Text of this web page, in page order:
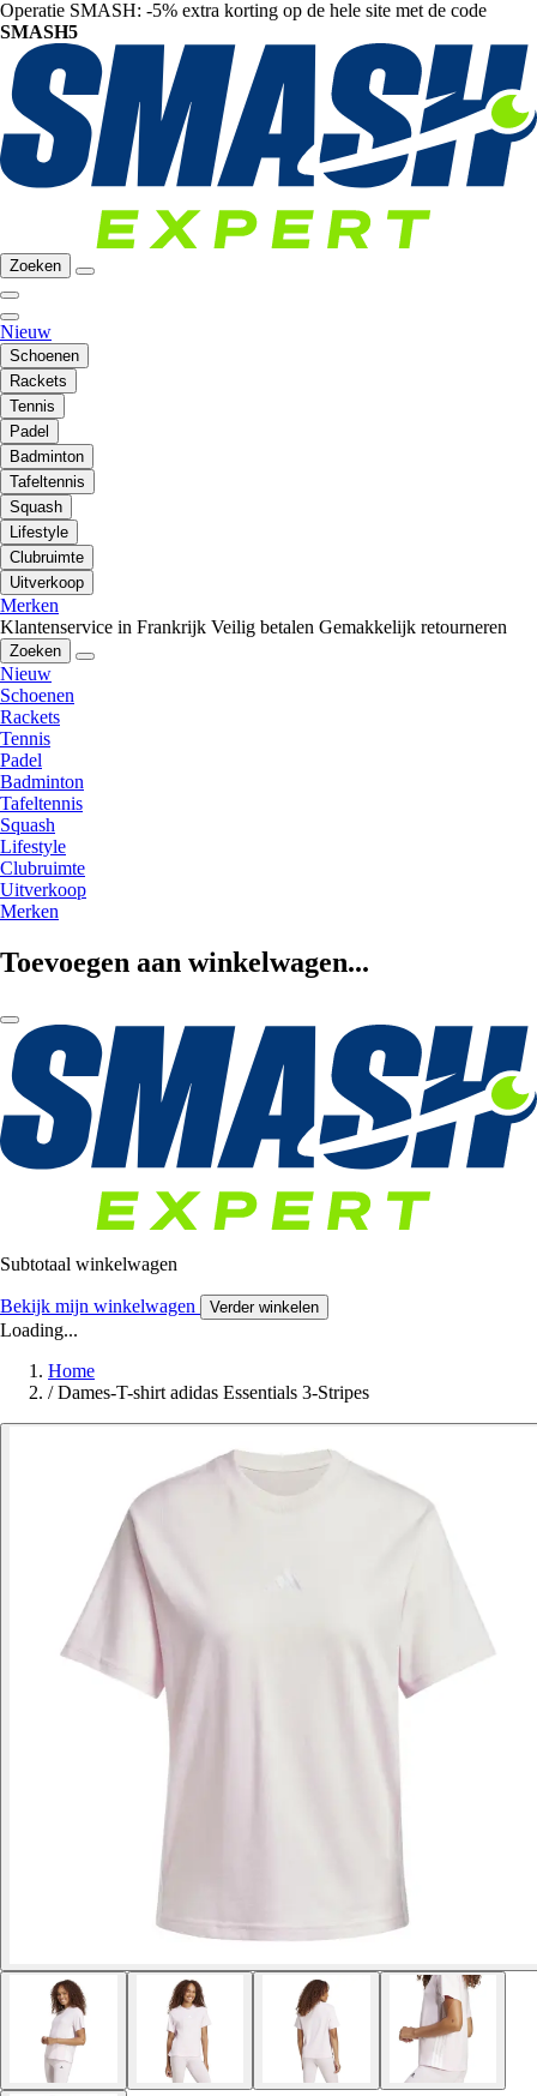
Operatie SMASH: -5% extra korting op de hele site met de code
SMASH5
Zoeken
Nieuw
Schoenen
Rackets
Tennis
Padel
Badminton
Tafeltennis
Squash
Lifestyle
Clubruimte
Uitverkoop
Merken
Klantenservice in Frankrijk Veilig betalen Gemakkelijk retourneren
Zoeken
Nieuw
Schoenen
Rackets
Tennis
Padel
Badminton
Tafeltennis
Squash
Lifestyle
Clubruimte
Uitverkoop
Merken
Toevoegen aan winkelwagen...
Subtotaal winkelwagen
Bekijk mijn winkelwagen Verder winkelen
Loading...
Home
/ Dames-T-shirt adidas Essentials 3-Stripes